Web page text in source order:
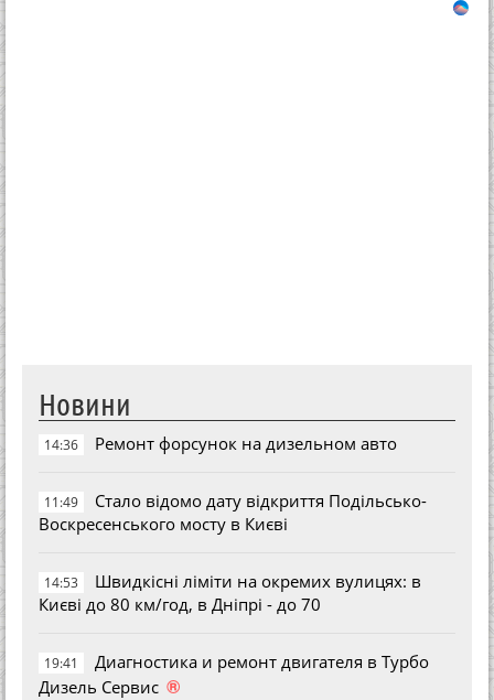
Новини
14:36 Ремонт форсунок на дизельном авто
11:49
Стало відомо дату відкриття Подільсько-
Воскресенського мосту в Києві
14:53
Швидкісні ліміти на окремих вулицях: в
Києві до 80 км/год, в Дніпрі - до 70
19:41
Диагностика и ремонт двигателя в Турбо
Дизель Сервис ®